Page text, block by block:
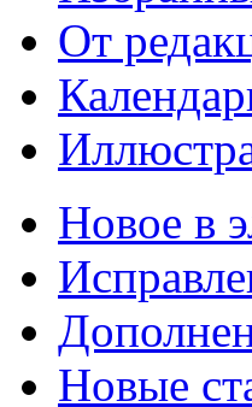
От
Новое в
Новые